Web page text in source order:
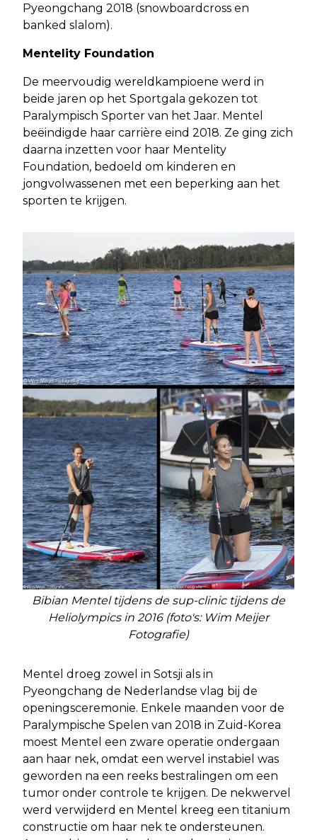
Pyeongchang 2018 (snowboardcross en
banked slalom).
Mentelity Foundation
De meervoudig wereldkampioene werd in
beide jaren op het Sportgala gekozen tot
Paralympisch Sporter van het Jaar. Mentel
beëindigde haar carrière eind 2018. Ze ging zich
daarna inzetten voor haar Mentelity
Foundation, bedoeld om kinderen en
jongvolwassenen met een beperking aan het
sporten te krijgen.
Bibian Mentel tijdens de sup-clinic tijdens de
Heliolympics in 2016 (foto's: Wim Meijer
Fotografie)
Mentel droeg zowel in Sotsji als in
Pyeongchang de Nederlandse vlag bij de
openingsceremonie. Enkele maanden voor de
Paralympische Spelen van 2018 in Zuid-Korea
moest Mentel een zware operatie ondergaan
aan haar nek, omdat een wervel instabiel was
geworden na een reeks bestralingen om een
tumor onder controle te krijgen. De nekwervel
werd verwijderd en Mentel kreeg een titanium
constructie om haar nek te ondersteunen.